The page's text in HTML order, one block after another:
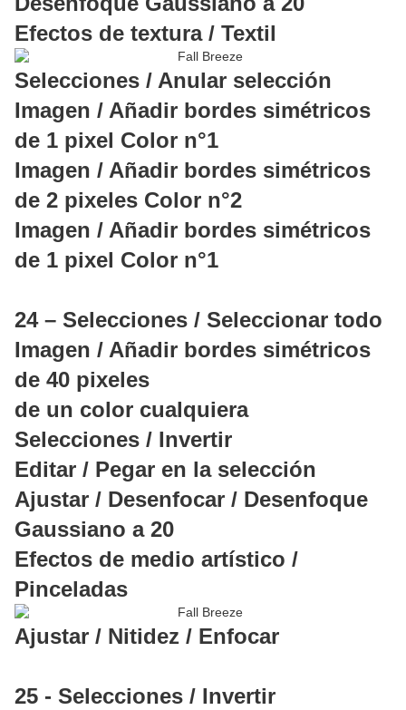
Efectos de textura / Textil
Selecciones / Anular selección
Imagen / Añadir bordes simétricos
de 1 pixel Color n°1
Imagen / Añadir bordes simétricos
de 2 pixeles Color n°2
Imagen / Añadir bordes simétricos
de 1 pixel Color n°1
24 – Selecciones / Seleccionar todo
Imagen / Añadir bordes simétricos
de 40 pixeles
de un color cualquiera
Selecciones / Invertir
Editar / Pegar en la selección
Ajustar / Desenfocar / Desenfoque
Gaussiano a 20
Efectos de medio artístico /
Pinceladas
Ajustar / Nitidez / Enfocar
25 - Selecciones / Invertir